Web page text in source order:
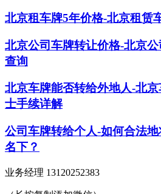
北京租车牌5年价格-北京租赁
北京公司车牌转让价格-北京
查询
北京车牌能否转给外地人-北
士手续详解
公司车牌转给个人-如何合法
名下？
业务经理 13120252383